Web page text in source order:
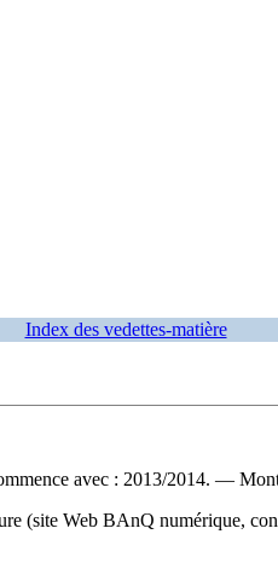
Index des vedettes-matière
avec : 2013/2014. —
(site Web BAnQ numérique,